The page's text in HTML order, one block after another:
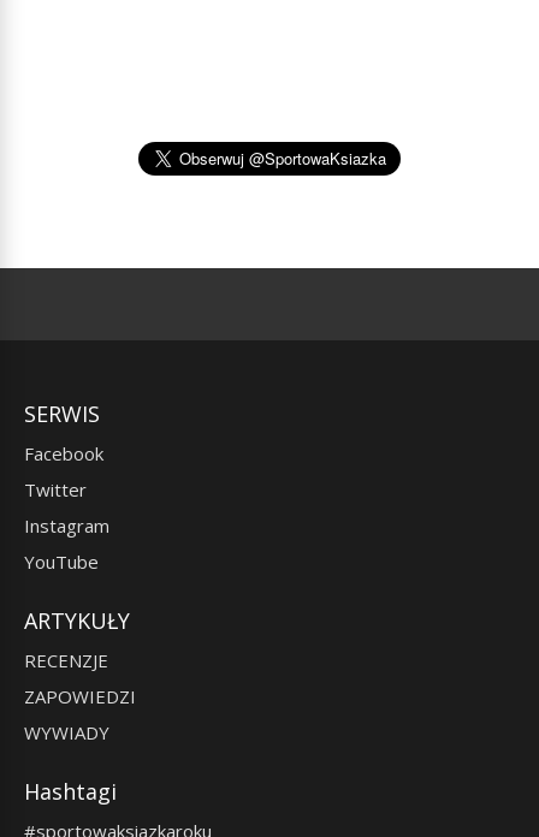
SERWIS
Facebook
Twitter
Instagram
YouTube
ARTYKUŁY
RECENZJE
ZAPOWIEDZI
WYWIADY
Hashtagi
#sportowaksiazkaroku